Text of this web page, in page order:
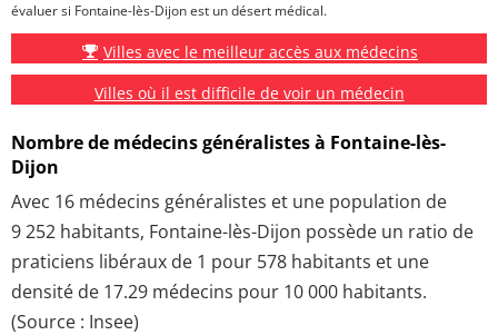
évaluer si Fontaine-lès-Dijon est un désert médical.
Villes avec le meilleur accès aux médecins
Villes où il est difficile de voir un médecin
Nombre de médecins généralistes à Fontaine-lès-
Dijon
Avec 16 médecins généralistes et une population de
9 252 habitants, Fontaine-lès-Dijon possède un ratio de
praticiens libéraux de 1 pour 578 habitants et une
densité de 17.29 médecins pour 10 000 habitants.
(Source : Insee)